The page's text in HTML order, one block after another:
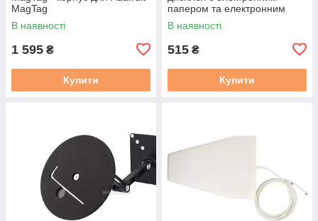
MagTag
В наявності
1 595 ₴
Купити
папером та електронним
чорнилом - Waveshare 16089
В наявності
515 ₴
Купити